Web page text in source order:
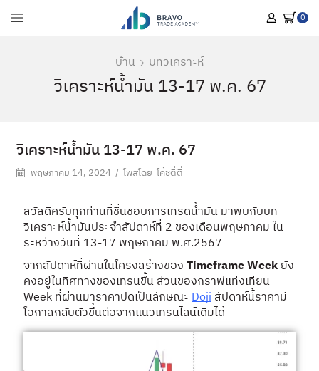
0
บ้าน บทวิเคราะห์
วิเคราะห์น้ำมัน 13-17 พ.ค. 67
วิเคราะห์น้ำมัน 13-17 พ.ค. 67
พฤษภาคม 14, 2024 / โพสโดย โค้ชตี๋ตี๋
สวัสดีครับทุกท่านที่ชื่นชอบการเทรดน้ำมัน มาพบกับบท
วิเคราะห์น้ำมันประจำสัปดาห์ที่ 2 ของเดือนพฤษภาคม ใน
ระหว่างวันที่ 13-17 พฤษภาคม พ.ศ.2567
จากสัปดาห์ที่ผ่านในโครงสร้างของTimeframe Weekยัง
คงอยู่ในทิศทางของเทรนขึ้น ส่วนของกราฟแท่งเทียน
Week ที่ผ่านมาราคาปิดเป็นลักษณะDojiสัปดาห์นี้ราคามี
โอกาสกลับตัวขึ้นต่อจากแนวเทรนไลน์เดิมได้